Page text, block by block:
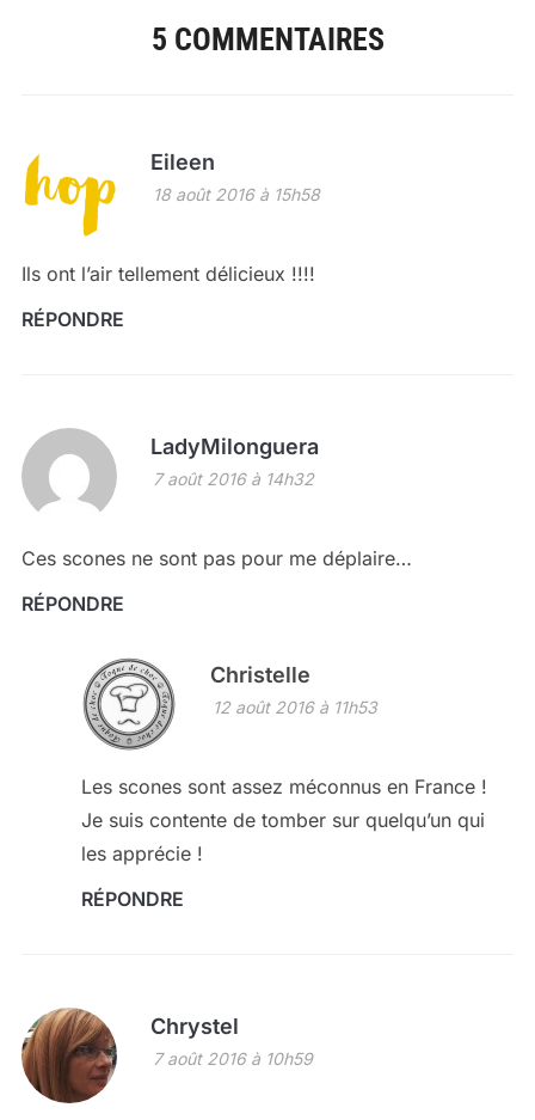
5 COMMENTAIRES
Eileen
18 août 2016 à 15h58
Ils ont l’air tellement délicieux !!!!
RÉPONDRE
LadyMilonguera
7 août 2016 à 14h32
Ces scones ne sont pas pour me déplaire…
RÉPONDRE
Christelle
12 août 2016 à 11h53
Les scones sont assez méconnus en France !
Je suis contente de tomber sur quelqu’un qui
les apprécie !
RÉPONDRE
Chrystel
7 août 2016 à 10h59